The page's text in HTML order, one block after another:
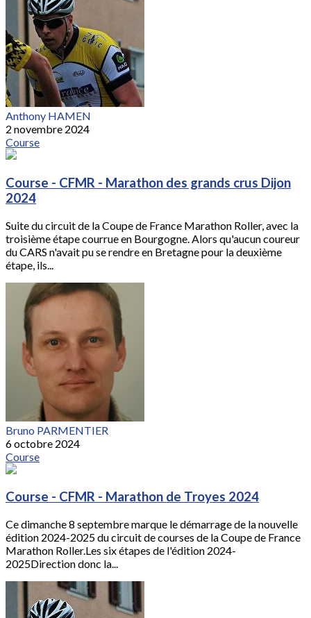
Anthony HAMEN
2 novembre 2024
Course
Course - CFMR - Marathon des grands crus Dijon
2024
Suite du circuit de la Coupe de France Marathon Roller, avec la
troisième étape courrue en Bourgogne. Alors qu'aucun coureur
du CARS n'avait pu se rendre en Bretagne pour la deuxième
étape, ils...
Bruno PARMENTIER
6 octobre 2024
Course
Course - CFMR - Marathon de Troyes 2024
Ce dimanche 8 septembre marque le démarrage de la nouvelle
édition 2024-2025 du circuit de courses de la Coupe de France
Marathon Roller.Les six étapes de l'édition 2024-
2025Direction donc la...